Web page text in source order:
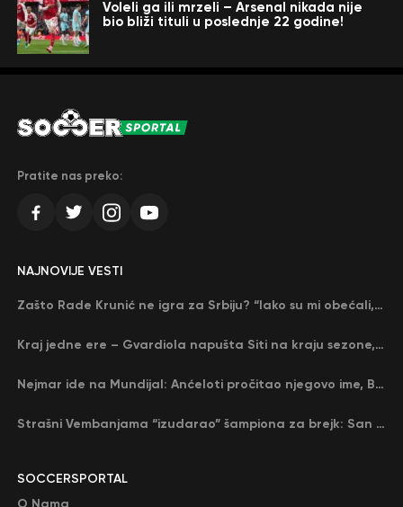
Voleli ga ili mrzeli – Arsenal nikada nije
bio bliži tituli u poslednje 22 godine!
Pratite nas preko:
SOCCERSPORTAL
NAJNOVIJE VESTI
Zašto Rade Krunić ne igra za Srbiju? “Iako su mi obećali, niko me nije zvao…”
Kraj jedne ere – Gvardiola napušta Siti na kraju sezone, menja ga njegov nekadašnji rival
Nejmar ide na Mundijal: Anćeloti pročitao njegovo ime, Brazil u delirijumu (VIDEO)
Strašni Vembanjama “izudarao” šampiona za brejk: San Antonio poveo protiv Oklahome